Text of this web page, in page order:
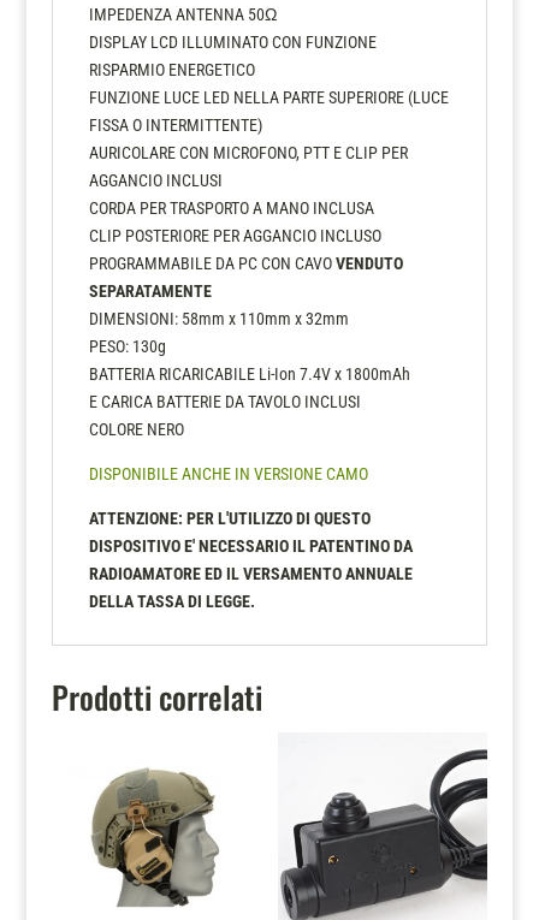
IMPEDENZA ANTENNA 50Ω
DISPLAY LCD ILLUMINATO CON FUNZIONE
RISPARMIO ENERGETICO
FUNZIONE LUCE LED NELLA PARTE SUPERIORE (LUCE
FISSA O INTERMITTENTE)
AURICOLARE CON MICROFONO, PTT E CLIP PER
AGGANCIO INCLUSI
CORDA PER TRASPORTO A MANO INCLUSA
CLIP POSTERIORE PER AGGANCIO INCLUSO
PROGRAMMABILE DA PC CON CAVOVENDUTO
SEPARATAMENTE
DIMENSIONI: 58mm x 110mm x 32mm
PESO: 130g
BATTERIA RICARICABILE Li-Ion 7.4V x 1800mAh
E CARICA BATTERIE DA TAVOLO INCLUSI
COLORE NERO
DISPONIBILE ANCHE IN VERSIONE CAMO
ATTENZIONE: PER L'UTILIZZO DI QUESTO
DISPOSITIVO E' NECESSARIO IL PATENTINO DA
RADIOAMATORE ED IL VERSAMENTO ANNUALE
DELLA TASSA DI LEGGE.
Prodotti correlati